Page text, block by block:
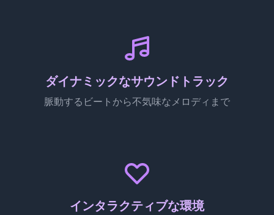
ダイナミックなサウンドトラック
脈動するビートから不気味なメロディまで
インタラクティブな環境